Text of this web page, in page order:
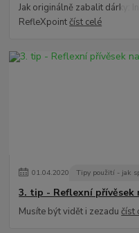
Jak originálně zabalit dárky:
RefleXpointčíst celé
01.04.2020 Tipy použití - jak
3. tip - Reflexní přívěsek
Musíte být vidět i zezadučíst